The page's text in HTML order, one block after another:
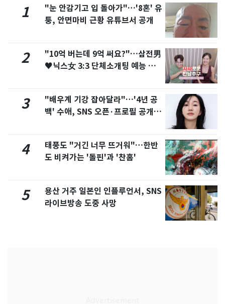
1
"눈 안감기고 입 돌아가"…'8혼' 유
퉁, 안면마비 근황 유튜브서 공개
2
"10억 버는데 9억 써요?"…삼전男
♥닉스女 3:3 단체소개팅 예능 화
3
"배우계 기강 잡아달라"…'4년 공
백' 수애, SNS 오픈·프로필 공개
4
태풍도 "거긴 너무 뜨거워"…한반
도 비켜가는 '돌핀'과 '찬홈'
5
용산 거주 일본인 인플루언서, SNS
라이브방송 도중 사망